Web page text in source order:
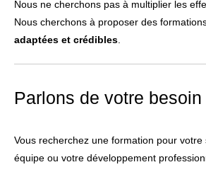
Nous ne cherchons pas à multiplier les
Nous cherchons à proposer des
adaptées et crédibles
Parlons de votre besoin
Vous recherchez une formation pour
équipe ou votre développement